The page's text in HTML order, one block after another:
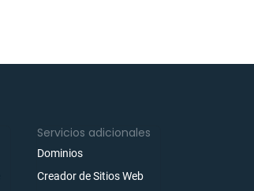
Servicios adicionales
Dominios
Creador de Sitios Web